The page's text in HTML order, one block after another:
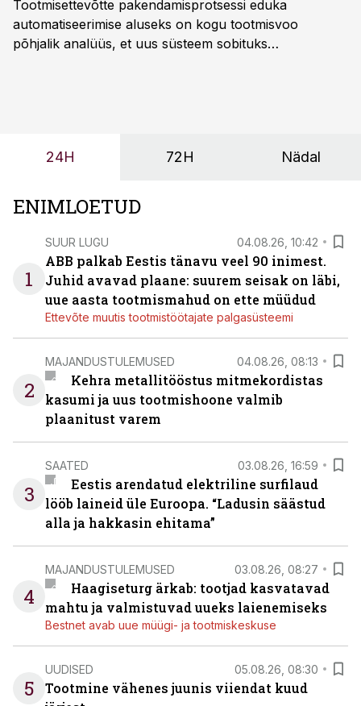
Tootmisettevõtte pakendamisprotsessi eduka
automatiseerimise aluseks on kogu tootmisvoo
põhjalik analüüs, et uus süsteem sobituks
OÜ tegevjuht Sander Mitendorf.
24H 72H Nädal
ENIMLOETUD
1
SUUR LUGU 04.08.26, 10:42
ABB palkab Eestis tänavu veel 90 inimest.
Juhid avavad plaane: suurem seisak on läbi,
uue aasta tootmismahud on ette müüdud
Ettevõte muutis tootmistöötajate palgasüsteemi
2
MAJANDUSTULEMUSED 04.08.26, 08:13
Kehra metallitööstus mitmekordistas
kasumi ja uus tootmishoone valmib
plaanitust varem
3
SAATED 03.08.26, 16:59
Eestis arendatud elektriline surfilaud
lööb laineid üle Euroopa. “Ladusin säästud
alla ja hakkasin ehitama”
4
MAJANDUSTULEMUSED 03.08.26, 08:27
Haagiseturg ärkab: tootjad kasvatavad
mahtu ja valmistuvad uueks laienemiseks
Bestnet avab uue müügi- ja tootmiskeskuse
5
UUDISED 05.08.26, 08:30
Tootmine vähenes juunis viiendat kuud